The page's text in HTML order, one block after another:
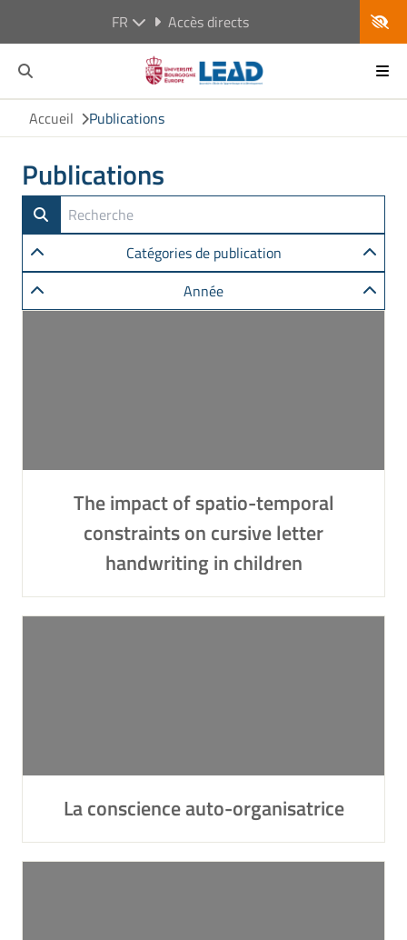
FR Accès directs
Accueil Publications
Publications
Catégories de publication
Année
The impact of spatio-temporal
constraints on cursive letter
handwriting in children
La conscience auto-organisatrice